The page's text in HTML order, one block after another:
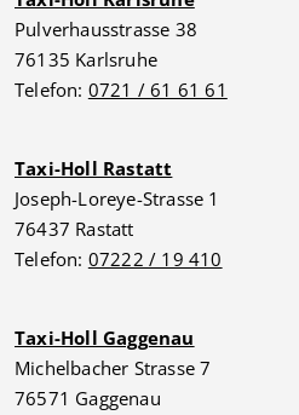
Pulverhausstrasse 38
76135 Karlsruhe
Telefon: 0721 / 61 61 61
Taxi-Holl Rastatt
Joseph-Loreye-Strasse 1
76437 Rastatt
Telefon: 07222 / 19 410
Taxi-Holl Gaggenau
Michelbacher Strasse 7
76571 Gaggenau